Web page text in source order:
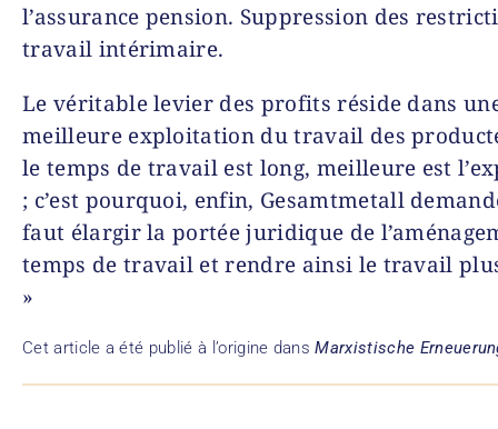
l’assurance pension. Suppression des
travail intérimaire.
Le véritable levier des profits réside dans
meilleure exploitation du travail des
le temps de travail est long, meilleure est
; c’est pourquoi, enfin, Gesamtmetall
faut élargir la portée juridique de
temps de travail et rendre ainsi le travail
»
Cet article a été publié à l’origine dansMarxistische